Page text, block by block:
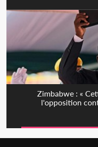
Zimbabwe : «
l'opposition